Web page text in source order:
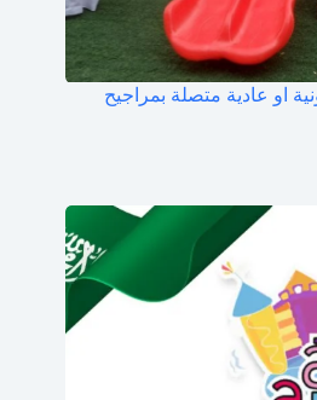
او عادية متصلة بمراجيح